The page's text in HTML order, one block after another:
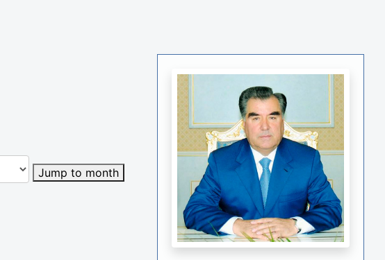
Jump to month